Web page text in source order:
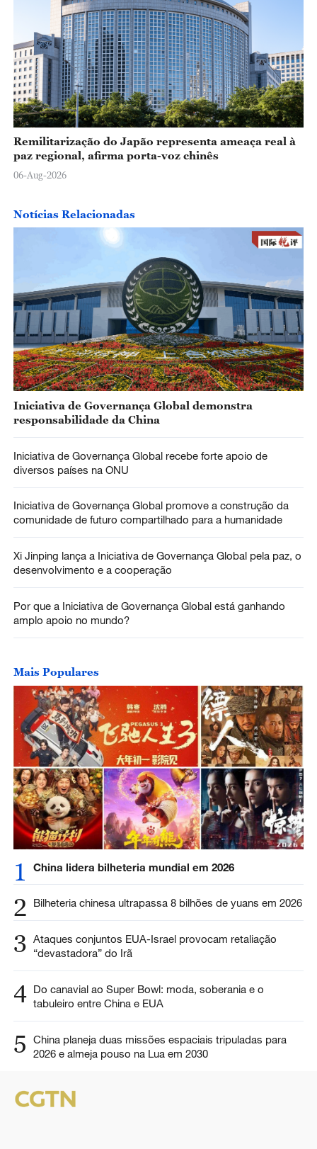
Remilitarização do Japão representa ameaça real à
paz regional, afirma porta-voz chinês
06-Aug-2026
Notícias Relacionadas
Iniciativa de Governança Global demonstra
responsabilidade da China
Iniciativa de Governança Global recebe forte apoio de
diversos países na ONU
Iniciativa de Governança Global promove a construção da
comunidade de futuro compartilhado para a humanidade
Xi Jinping lança a Iniciativa de Governança Global pela paz, o
desenvolvimento e a cooperação
Por que a Iniciativa de Governança Global está ganhando
amplo apoio no mundo?
Mais Populares
1 China lidera bilheteria mundial em 2026
2 Bilheteria chinesa ultrapassa 8 bilhões de yuans em 2026
3 Ataques conjuntos EUA-Israel provocam retaliação
“devastadora” do Irã
4 Do canavial ao Super Bowl: moda, soberania e o
tabuleiro entre China e EUA
5
China planeja duas missões espaciais tripuladas para
2026 e almeja pouso na Lua em 2030